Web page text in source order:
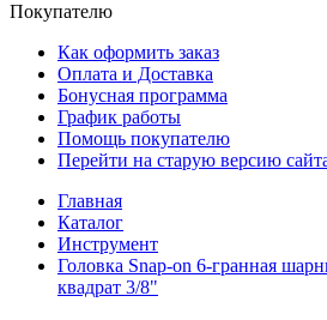
Покупателю
Как оформить заказ
Оплата и Доставка
Бонусная программа
График работы
Помощь покупателю
Перейти на старую версию
Главная
Каталог
Инструмент
Головка Snap-on 6-гранная
квадрат 3/8"